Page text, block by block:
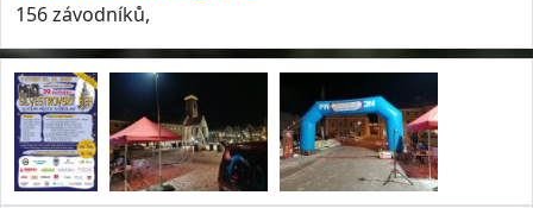
156 závodníků,